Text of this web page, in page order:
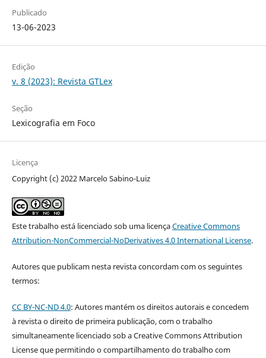
Publicado
13-06-2023
Edição
v. 8 (2023): Revista GTLex
Seção
Lexicografia em Foco
Licença
Copyright (c) 2022 Marcelo Sabino-Luiz
Este trabalho está licenciado sob uma licençaCreative Commons
Attribution-NonCommercial-NoDerivatives 4.0 International License.
Autores que publicam nesta revista concordam com os seguintes
termos:
CC BY-NC-ND 4.0: Autores mantém os direitos autorais e concedem
à revista o direito de primeira publicação, com o trabalho
simultaneamente licenciado sob a Creative Commons Attribution
License que permitindo o compartilhamento do trabalho com